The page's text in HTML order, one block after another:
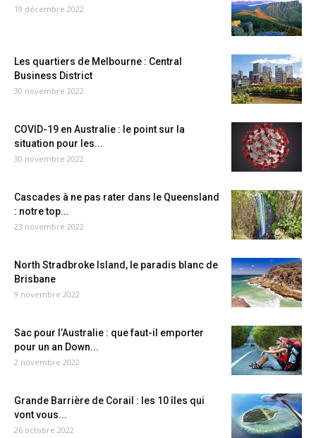
19 décembre 2022
Les quartiers de Melbourne : Central
Business District
30 novembre 2022
COVID-19 en Australie : le point sur la
situation pour les...
30 novembre 2022
Cascades à ne pas rater dans le Queensland
: notre top...
23 novembre 2022
North Stradbroke Island, le paradis blanc de
Brisbane
9 novembre 2022
Sac pour l’Australie : que faut-il emporter
pour un an Down...
2 novembre 2022
Grande Barrière de Corail : les 10 îles qui
vont vous...
26 octobre 2022